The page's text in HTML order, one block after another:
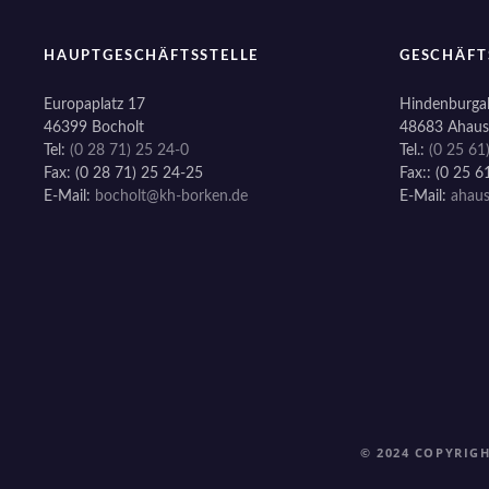
HAUPTGESCHÄFTSSTELLE
Europaplatz 17
46399 Bocholt
Tel: (0 28 71) 25 24-0
Fax: (0 28 71) 25 24-25
E-Mail: bocholt@kh-borken.de
48683 Ahaus
Tel.: (0 25
Fax:: (0 25
E-Mail:
© 2024